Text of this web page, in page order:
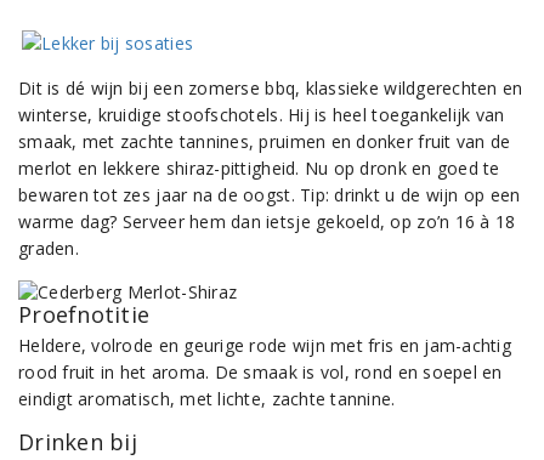
Dit is dé wijn bij een zomerse bbq, klassieke wildgerechten en
winterse, kruidige stoofschotels. Hij is heel toegankelijk van
smaak, met zachte tannines, pruimen en donker fruit van de
merlot en lekkere shiraz-pittigheid. Nu op dronk en goed te
bewaren tot zes jaar na de oogst. Tip: drinkt u de wijn op een
warme dag? Serveer hem dan ietsje gekoeld, op zo’n 16 à 18
graden.
Proefnotitie
Heldere, volrode en geurige rode wijn met fris en jam-achtig
rood fruit in het aroma. De smaak is vol, rond en soepel en
eindigt aromatisch, met lichte, zachte tannine.
Drinken bij